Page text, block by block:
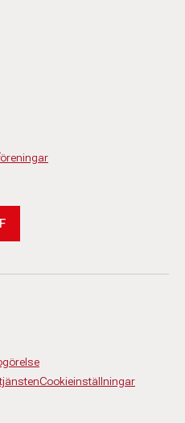
Cookieinställningar